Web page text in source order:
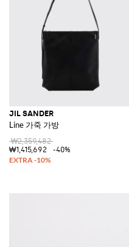
JIL SANDER
Line 가죽 가방
₩2,359,482
₩1,415,692
-40%